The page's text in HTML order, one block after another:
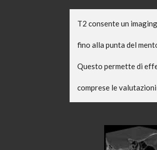
T2 consente un
fino alla punta del
Questo permette di
comprese le